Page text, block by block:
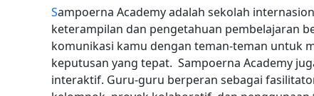
Sampoerna Academy adalah sekolah
keterampilan dan pengetahuan pembelajaran
komunikasi kamu dengan teman-teman untuk
keputusan yang tepat. Sampoerna Academy
interaktif. Guru-guru berperan sebagai